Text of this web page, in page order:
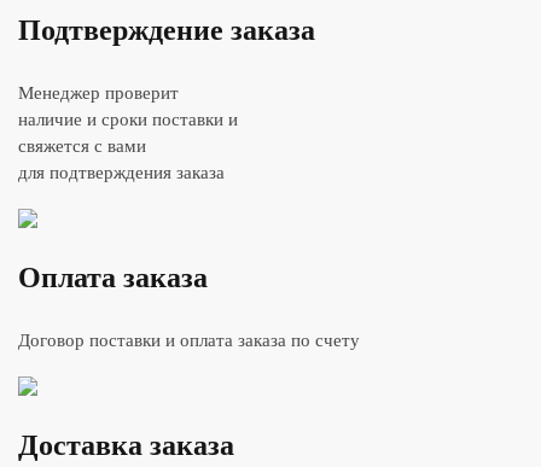
Подтверждение заказа
Менеджер проверит
наличие и сроки поставки и
свяжется с вами
для подтверждения заказа
Оплата заказа
Договор поставки и оплата заказа по счету
Доставка заказа